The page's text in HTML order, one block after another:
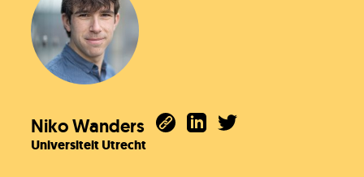
Niko Wanders
Universiteit Utrecht